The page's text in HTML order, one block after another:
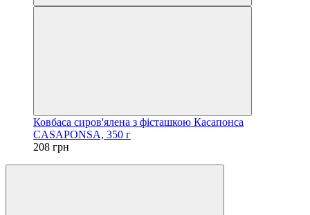
Ковбаса сиров'ялена з фісташкою Касапонса
CASAPONSA, 350 г
208 грн